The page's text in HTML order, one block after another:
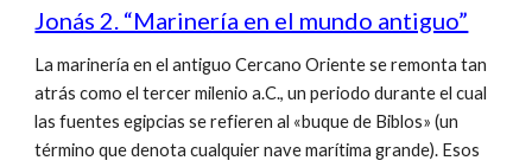
Jonás 2. “Marinería en el mundo antiguo”
La marinería en el antiguo Cercano Oriente se remonta tan
atrás como el tercer milenio a.C., un periodo durante el cual
las fuentes egipcias se refieren al «buque de Biblos» (un
término que denota cualquier nave marítima grande). Esos